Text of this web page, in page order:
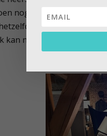
nog dames-!) bladen
moment de fles
kan niet anders, want ik